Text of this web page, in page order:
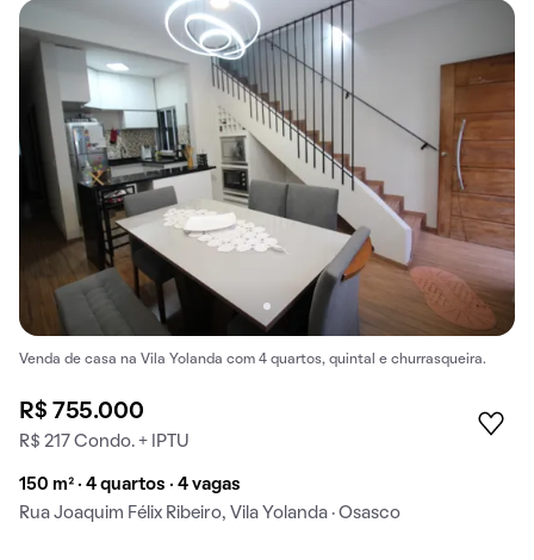
Venda de casa na Vila Yolanda com 4 quartos, quintal e churrasqueira.
R$ 755.000
R$ 217 Condo. + IPTU
150 m² · 4 quartos · 4 vagas
Rua Joaquim Félix Ribeiro, Vila Yolanda · Osasco